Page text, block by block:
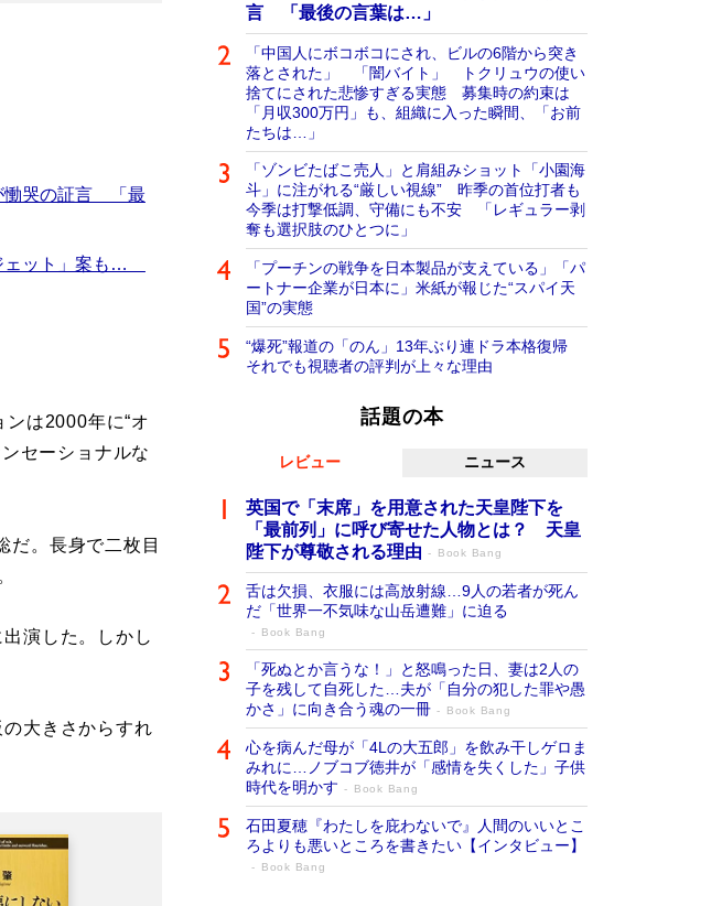
慟哭の証言 「最
ェット」案も…
は2000年に“オ
セーショナルな
。長身で二枚目
演した。しかし
大きさからすれ
言 「最後の言葉は…」
「中国人にボコボコにされ、ビルの6階から突き
落とされた」 「闇バイト」 トクリュウの使い
捨てにされた悲惨すぎる実態 募集時の約束は
「月収300万円」も、組織に入った瞬間、「お前
たちは…」
「ゾンビたばこ売人」と肩組みショット「小園海
斗」に注がれる“厳しい視線” 昨季の首位打者も
今季は打撃低調、守備にも不安 「レギュラー剥
奪も選択肢のひとつに」
「プーチンの戦争を日本製品が支えている」「パ
ートナー企業が日本に」米紙が報じた“スパイ天
国”の実態
“爆死”報道の「のん」13年ぶり連ドラ本格復帰
それでも視聴者の評判が上々な理由
話題の本
レビュー ニュース
英国で「末席」を用意された天皇陛下を
「最前列」に呼び寄せた人物とは？ 天皇
陛下が尊敬される理由
Book Bang
舌は欠損、衣服には高放射線…9人の若者が死ん
だ「世界一不気味な山岳遭難」に迫る
Book Bang
「死ぬとか言うな！」と怒鳴った日、妻は2人の
子を残して自死した…夫が「自分の犯した罪や愚
かさ」に向き合う魂の一冊
Book Bang
心を病んだ母が「4Lの大五郎」を飲み干しゲロま
みれに…ノブコブ徳井が「感情を失くした」子供
時代を明かす
Book Bang
石田夏穂『わたしを庇わないで』人間のいいとこ
ろよりも悪いところを書きたい【インタビュー】
Book Bang